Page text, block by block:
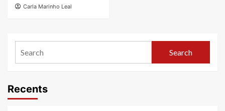
Carla Marinho Leal
Search
Recents